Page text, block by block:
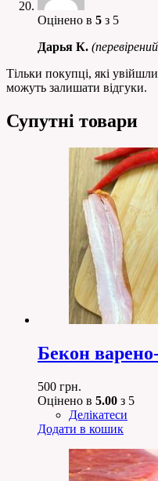
Оцінено в 5 з 5
Дарья К.
Тільки покупці, які
можуть залишати відгуки.
Супутні товари
Бекон
500 грн.
Оцінено в 5.00 з 5
Делікатеси
Додати в кошик